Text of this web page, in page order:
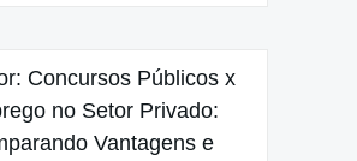
Concursos Públicos x
no Setor Privado:
Vantagens e